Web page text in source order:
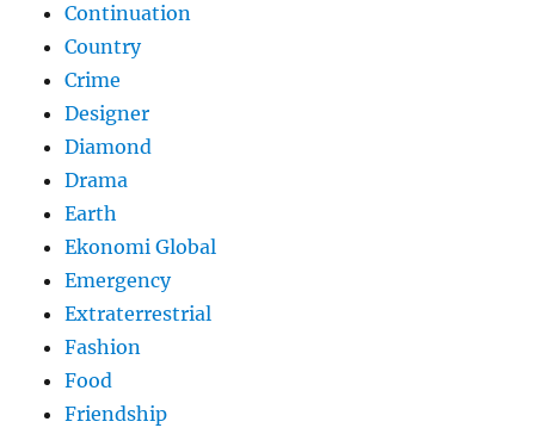
Continuation
Country
Crime
Designer
Diamond
Drama
Earth
Ekonomi Global
Emergency
Extraterrestrial
Fashion
Food
Friendship